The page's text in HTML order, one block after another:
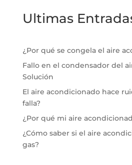
Ultimas
¿Por qué se congela el aire
Fallo en el condensador del
Solución
El aire acondicionado hace
falla?
¿Por qué mi aire
¿Cómo saber si el aire
gas?